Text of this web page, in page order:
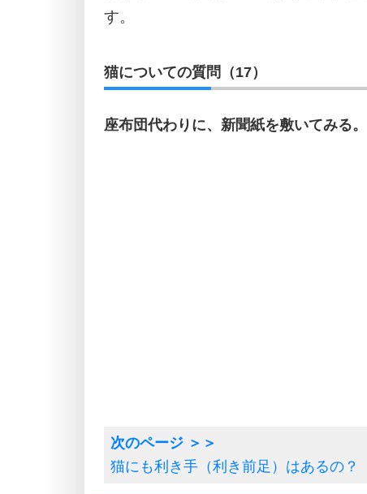
す。
猫についての質問（17）
座布団代わりに、新聞紙を敷いてみる。
猫にも利き手（利き前足）はあるの？